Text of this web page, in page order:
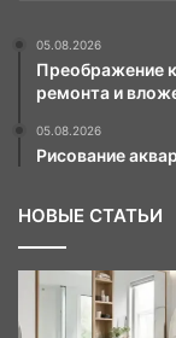
05.08.2026
Преображение
ремонта и
05.08.2026
Рисование
НОВЫЕ СТАТЬИ